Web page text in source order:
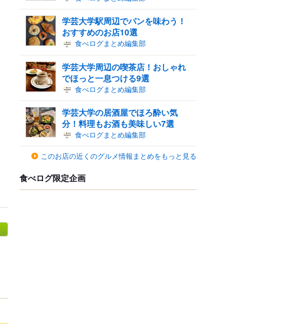
学芸大学駅周辺でパンを味わう！
おすすめのお店10選
食べログまとめ編集部
学芸大学周辺の喫茶店！おしゃれ
でほっと一息つける9選
食べログまとめ編集部
学芸大学の居酒屋でほろ酔い気
分！料理もお酒も美味しい7選
食べログまとめ編集部
このお店の近くのグルメ情報まとめをもっと見る
食べログ限定企画